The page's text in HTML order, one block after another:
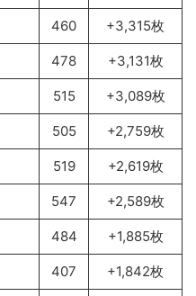
460 +3,315枚
478 +3,131枚
515 +3,089枚
505 +2,759枚
519 +2,619枚
547 +2,589枚
484 +1,885枚
407 +1,842枚